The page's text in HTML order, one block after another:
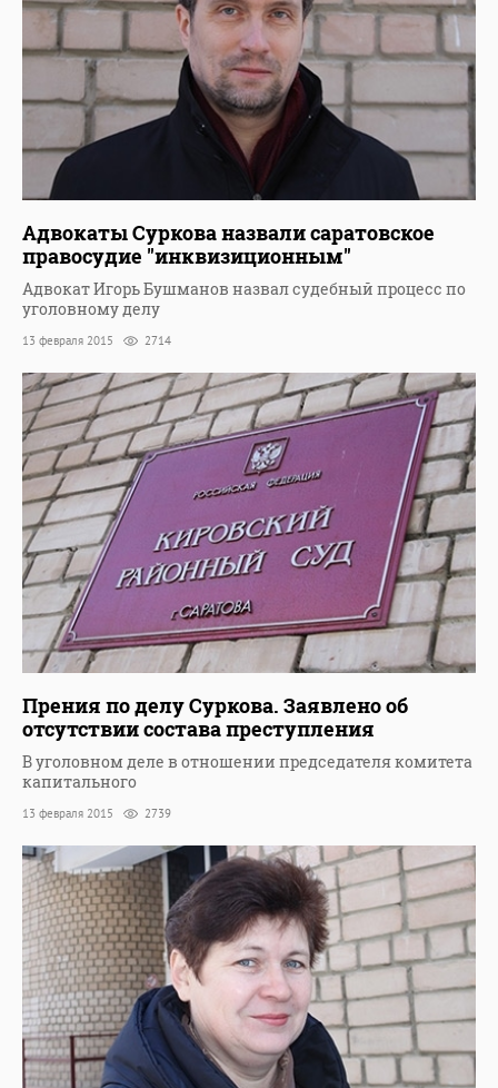
Адвокаты Суркова назвали саратовское
правосудие "инквизиционным"
Адвокат Игорь Бушманов назвал судебный процесс по
уголовному делу
13 февраля 2015 2714
Прения по делу Суркова. Заявлено об
отсутствии состава преступления
В уголовном деле в отношении председателя комитета
капитального
13 февраля 2015 2739